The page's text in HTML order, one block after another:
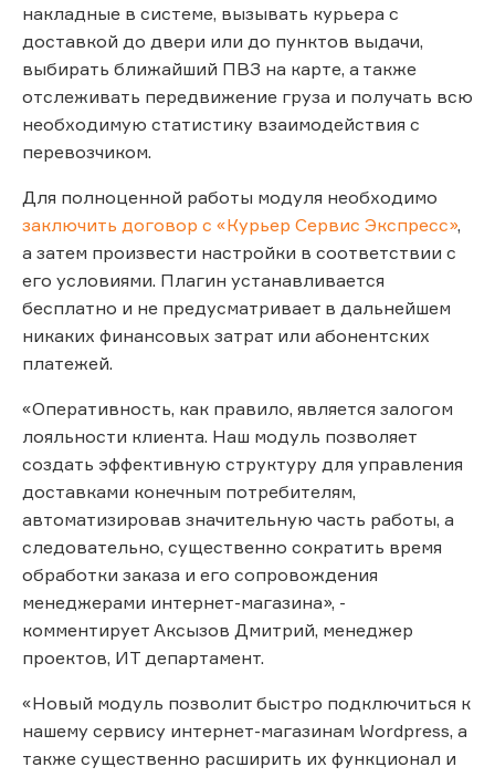
накладные в системе, вызывать курьера с
доставкой до двери или до пунктов выдачи,
выбирать ближайший ПВЗ на карте, а также
отслеживать передвижение груза и получать всю
необходимую статистику взаимодействия с
перевозчиком.
Для полноценной работы модуля необходимо
заключить договор с «Курьер Сервис Экспресс»,
а затем произвести настройки в соответствии с
его условиями. Плагин устанавливается
бесплатно и не предусматривает в дальнейшем
никаких финансовых затрат или абонентских
платежей.
«Оперативность, как правило, является залогом
лояльности клиента. Наш модуль позволяет
создать эффективную структуру для управления
доставками конечным потребителям,
автоматизировав значительную часть работы, а
следовательно, существенно сократить время
обработки заказа и его сопровождения
менеджерами интернет-магазина», -
комментирует Аксызов Дмитрий, менеджер
проектов, ИТ департамент.
«Новый модуль позволит быстро подключиться к
нашему сервису интернет-магазинам Wordpress, а
также существенно расширить их функционал и